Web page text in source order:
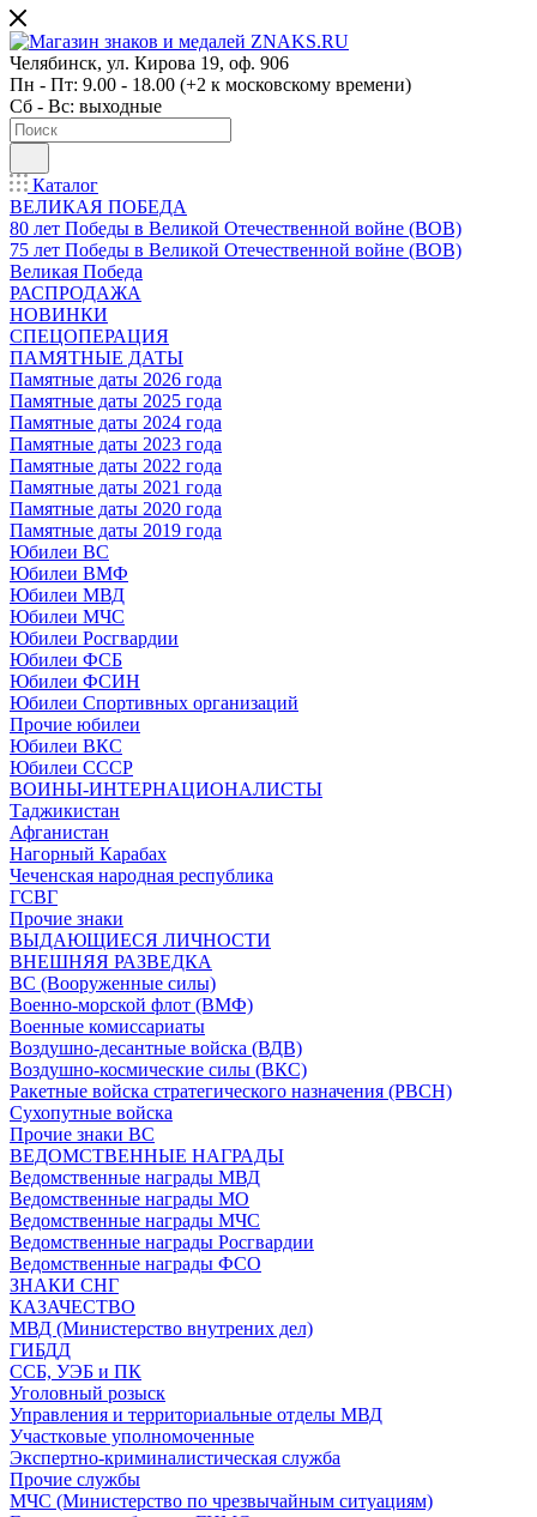
Челябинск, ул. Кирова 19, оф. 906
Пн - Пт: 9.00 - 18.00 (+2 к московскому времени)
Сб - Вс: выходные
Каталог
ВЕЛИКАЯ ПОБЕДА
80 лет Победы в Великой Отечественной войне (ВОВ)
75 лет Победы в Великой Отечественной войне (ВОВ)
Великая Победа
РАСПРОДАЖА
НОВИНКИ
СПЕЦОПЕРАЦИЯ
ПАМЯТНЫЕ ДАТЫ
Памятные даты 2026 года
Памятные даты 2025 года
Памятные даты 2024 года
Памятные даты 2023 года
Памятные даты 2022 года
Памятные даты 2021 года
Памятные даты 2020 года
Памятные даты 2019 года
Юбилеи ВС
Юбилеи ВМФ
Юбилеи МВД
Юбилеи МЧС
Юбилеи Росгвардии
Юбилеи ФСБ
Юбилеи ФСИН
Юбилеи Спортивных организаций
Прочие юбилеи
Юбилеи ВКС
Юбилеи СССР
ВОИНЫ-ИНТЕРНАЦИОНАЛИСТЫ
Таджикистан
Афганистан
Нагорный Карабах
Чеченская народная республика
ГСВГ
Прочие знаки
ВЫДАЮЩИЕСЯ ЛИЧНОСТИ
ВНЕШНЯЯ РАЗВЕДКА
ВС (Вооруженные силы)
Военно-морской флот (ВМФ)
Военные комиссариаты
Воздушно-десантные войска (ВДВ)
Воздушно-космические силы (ВКС)
Ракетные войска стратегического назначения (РВСН)
Сухопутные войска
Прочие знаки ВС
ВЕДОМСТВЕННЫЕ НАГРАДЫ
Ведомственные награды МВД
Ведомственные награды МО
Ведомственные награды МЧС
Ведомственные награды Росгвардии
Ведомственные награды ФСО
ЗНАКИ СНГ
КАЗАЧЕСТВО
МВД (Министерство внутрених дел)
ГИБДД
ССБ, УЭБ и ПК
Уголовный розыск
Управления и территориальные отделы МВД
Участковые уполномоченные
Экспертно-криминалистическая служба
Прочие службы
МЧС (Министерство по чрезвычайным ситуациям)